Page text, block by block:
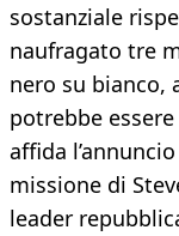
sostanziale
naufragato tre
nero su bianco,
potrebbe
affida
missione di
leader